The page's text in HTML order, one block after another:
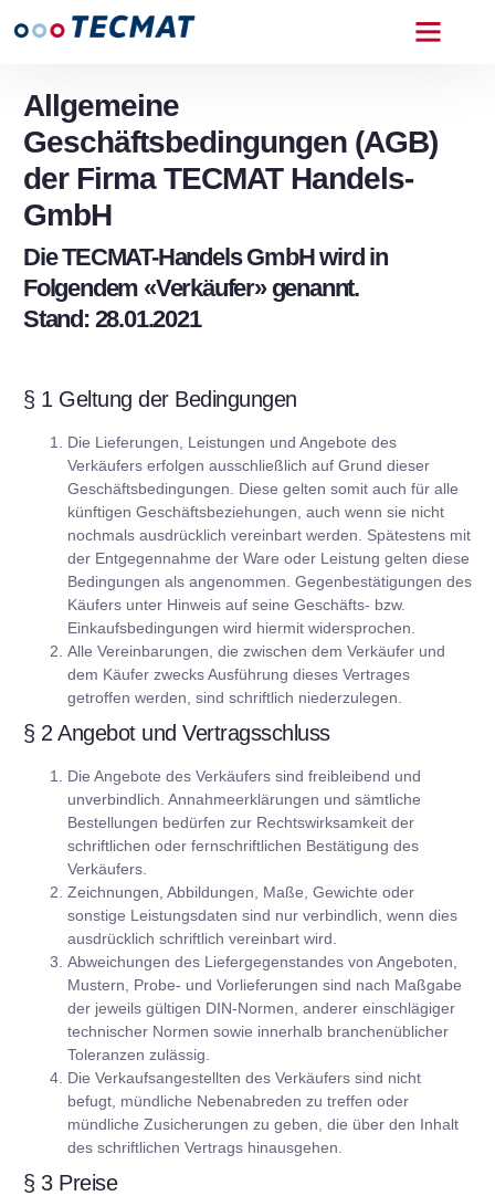
Allgemeine
Geschäftsbedingungen (AGB)
der Firma TECMAT Handels-
GmbH
Die TECMAT-Handels GmbH wird in
Folgendem «Verkäufer» genannt.
Stand: 28.01.2021
§ 1 Geltung der Bedingungen
Die Lieferungen, Leistungen und Angebote des
Verkäufers erfolgen ausschließlich auf Grund dieser
Geschäftsbedingungen. Diese gelten somit auch für alle
künftigen Geschäftsbeziehungen, auch wenn sie nicht
nochmals ausdrücklich vereinbart werden. Spätestens mit
der Entgegennahme der Ware oder Leistung gelten diese
Bedingungen als angenommen. Gegenbestätigungen des
Käufers unter Hinweis auf seine Geschäfts- bzw.
Einkaufsbedingungen wird hiermit widersprochen.
Alle Vereinbarungen, die zwischen dem Verkäufer und
dem Käufer zwecks Ausführung dieses Vertrages
getroffen werden, sind schriftlich niederzulegen.
§ 2 Angebot und Vertragsschluss
Die Angebote des Verkäufers sind freibleibend und
unverbindlich. Annahmeerklärungen und sämtliche
Bestellungen bedürfen zur Rechtswirksamkeit der
schriftlichen oder fernschriftlichen Bestätigung des
Verkäufers.
Zeichnungen, Abbildungen, Maße, Gewichte oder
sonstige Leistungsdaten sind nur verbindlich, wenn dies
ausdrücklich schriftlich vereinbart wird.
Abweichungen des Liefergegenstandes von Angeboten,
Mustern, Probe- und Vorlieferungen sind nach Maßgabe
der jeweils gültigen DIN-Normen, anderer einschlägiger
technischer Normen sowie innerhalb branchenüblicher
Toleranzen zulässig.
Die Verkaufsangestellten des Verkäufers sind nicht
befugt, mündliche Nebenabreden zu treffen oder
mündliche Zusicherungen zu geben, die über den Inhalt
des schriftlichen Vertrags hinausgehen.
§ 3 Preise